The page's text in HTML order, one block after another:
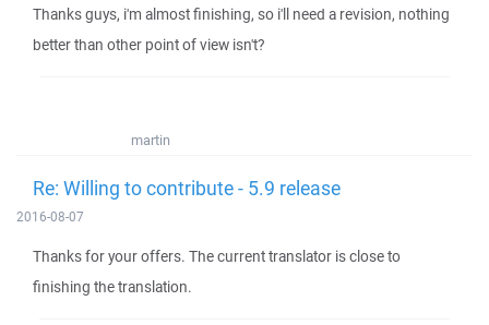
Thanks guys, i'm almost finishing, so i'll need a revision, nothing
better than other point of view isn't?
martin
Re: Willing to contribute - 5.9 release
2016-08-07
Thanks for your offers. The current translator is close to
finishing the translation.